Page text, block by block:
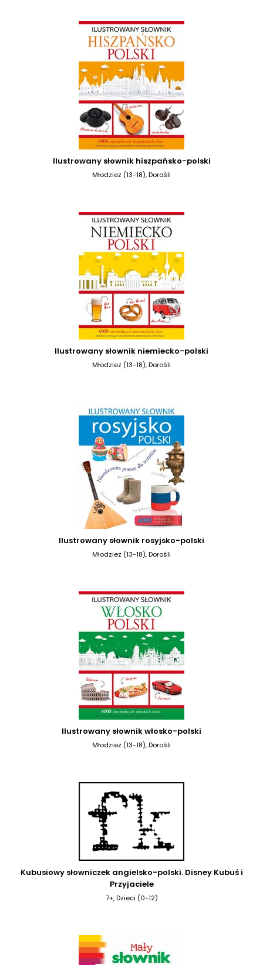
Ilustrowany słownik hiszpańsko-polski
Młodzież (13-18), Dorośli
Ilustrowany słownik niemiecko-polski
Młodzież (13-18), Dorośli
Ilustrowany słownik rosyjsko-polski
Młodzież (13-18), Dorośli
Ilustrowany słownik włosko-polski
Młodzież (13-18), Dorośli
Kubusiowy słowniczek angielsko-polski. Disney Kubuś i
Przyjaciele
7+, Dzieci (0-12)